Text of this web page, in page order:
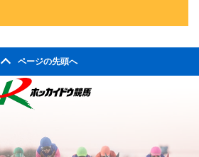
ページの先頭へ